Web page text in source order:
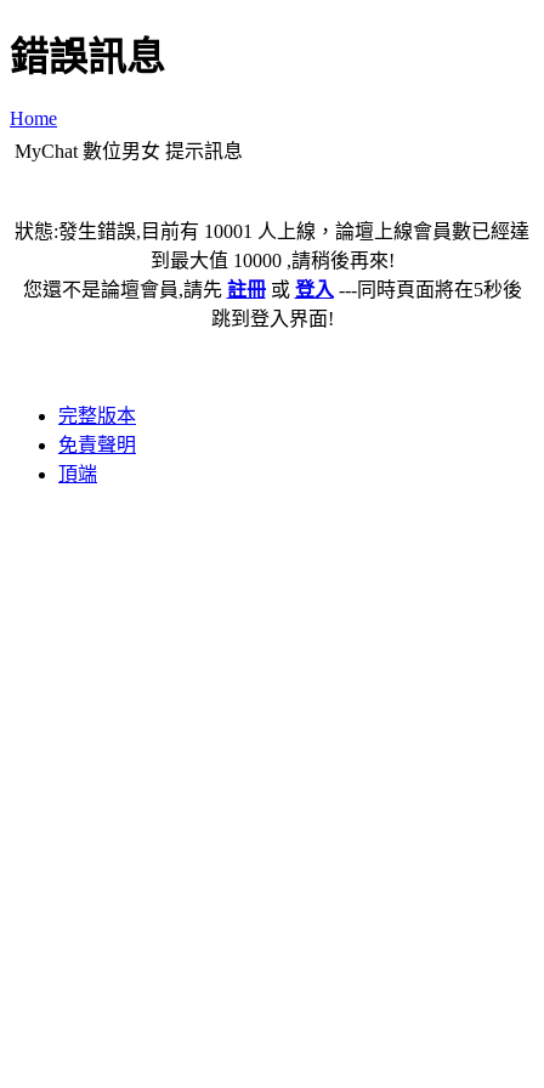
錯誤訊息
Home
MyChat 數位男女 提示訊息
狀態:發生錯誤,目前有 10001 人上線，論壇上線會員數已經達
到最大值 10000 ,請稍後再來!
您還不是論壇會員,請先 註冊或 登入 ---同時頁面將在5秒後
跳到登入界面!
完整版本
免責聲明
頂端